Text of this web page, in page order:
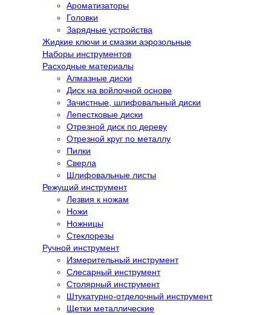
Ароматизаторы
Головки
Зарядные устройства
Жидкие ключи и смазки аэрозольные
Наборы инструментов
Расходные материалы
Алмазные диски
Диск на войлочной основе
Зачистные, шлифовальный диски
Лепестковые диски
Отрезной диск по дереву
Отрезной круг по металлу
Пилки
Сверла
Шлифовальные листы
Режущий инструмент
Лезвия к ножам
Ножи
Ножницы
Стеклорезы
Ручной инструмент
Измерительный инструмент
Слесарный инструмент
Столярный инструмент
Штукатурно-отделочный инструмент
Щетки металлические